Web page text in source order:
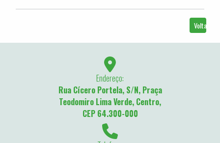
Voltar
Endereço:
Rua Cícero Portela, S/N, Praça
Teodomiro Lima Verde, Centro,
CEP 64.300-000